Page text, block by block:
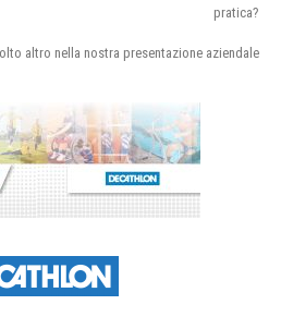
pratica?
altro nella nostra presentazione aziendale